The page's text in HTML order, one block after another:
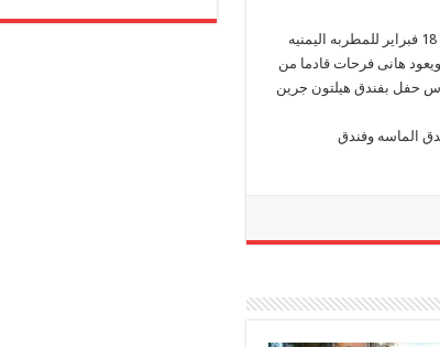
يحيى المايسترو الكبير هانى فرحات حفلات ختام مهرجان هلا فبراير بالكويت يوم الخميس 18 فبراير للمطربه اليمنيه
حفل المطربه الكبيره نوال الكويتيه يوم الجمعه 19 فبراير ويعود هانى فرحات قادما من
حفلتين للمطربه الكبيره أنغام يوم 25 فبراير بالصوت والضوء ثم يوم 10 مارس حفل بفندق هيلتون جرين
الماسه وفندق